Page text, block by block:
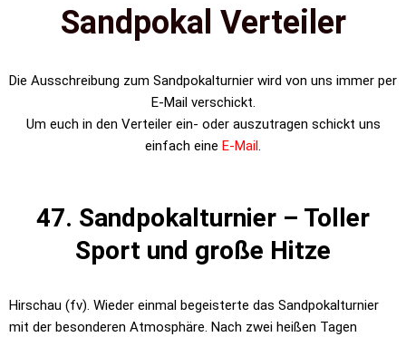
Sandpokal Verteiler
Die Ausschreibung zum Sandpokalturnier wird von uns immer per
E-Mail verschickt.
Um euch in den Verteiler ein- oder auszutragen schickt uns
einfach eine E-Mail.
47. Sandpokalturnier – Toller
Sport und große Hitze
Hirschau (fv). Wieder einmal begeisterte das Sandpokalturnier
mit der besonderen Atmosphäre. Nach zwei heißen Tagen